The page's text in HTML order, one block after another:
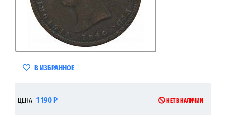
В ИЗБРАННОЕ
ЦЕНА 1 190 Р НЕТ В НАЛИЧИИ